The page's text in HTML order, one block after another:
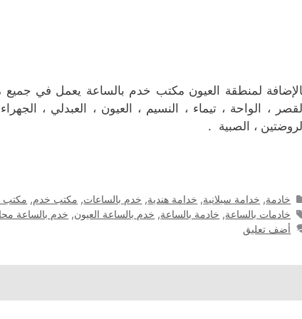
لمنطقة العيون مكتب خدم بالساعة يعمل في جميع
القصر ، الواحة ، تيماء ، النسيم ، العيون ، العبدلي ،
الروضتين ، الصبية .
التصنيفات
خادمة, خدامة سيلانية, خدامة هندية, خدم بالساعات, مكتب خدم, مكتب
الوسوم
خادمات بالساعة, خادمة بالساعة, خدم بالساعة العيون, خدم بالساعة
أضف تعليق